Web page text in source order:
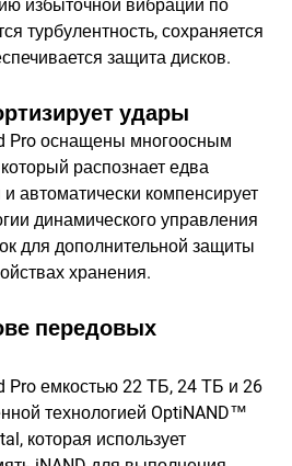
избыточной вибрации по
турбулентность, сохраняется
защита дисков.
удары
Pro оснащены многоосным
распознает едва
автоматически компенсирует
динамического управления
для дополнительной защиты
хранения.
передовых
Pro емкостью 22 ТБ, 24 ТБ и 26
технологией OptiNAND™
которая использует